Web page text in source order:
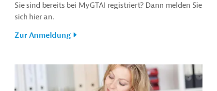
Sie sind bereits bei MyGTAI registriert? Dann melden Sie
sich hier an.
Zur Anmeldung